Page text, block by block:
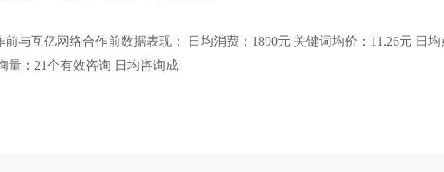
与互亿网络合作前数据表现： 日均消费：1890元 关键词均价：11.26元 日均
量：21个有效咨询 日均咨询成